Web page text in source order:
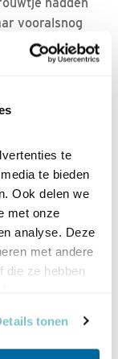
te
te bieden
Ook delen we
met onze
analyse. Deze
met andere
die ze hebben
tonen
vooralsnog
heeft de
beide dames
blijkt
logboek
wel voor de
aan